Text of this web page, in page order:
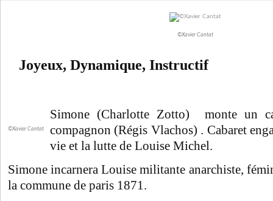
©Xavier Cantat
Joyeux, Dynamique, Instructif
©Xavier Cantat
Simone (Charlotte Zotto) monte un
compagnon (Régis Vlachos) . Cabaret
vie et la lutte de Louise Michel.
Simone incarnera Louise militante anarchiste,
la commune de paris 1871.